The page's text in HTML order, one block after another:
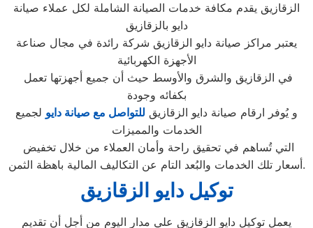
الزقازيق يقدم مكافة خدمات الصيانة الشاملة لكل عملاء صيانة
دايو بالزقازيق
يعتبر مراكز صيانة دايو الزقازيق شركة رائدة في مجال صناعة
الأجهزة الكهربائية
بكفائه وجودة
و يُوفر ارقام صيانة دايو الزقازيق للتواصل مع صيانة دايو لجميع
الخدمات والمميزات
أسعار تلك الخدمات والبُعد التام عن التكاليف المالية باهظة الثمن.
توكيل دايو الزقازيق
يعمل توكيل دايو الزقازيق علي مدار اليوم من أجل أن تقديم